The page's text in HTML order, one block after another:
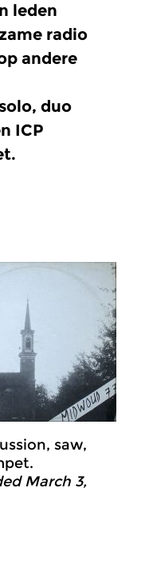
leden
radio
andere
duo
ICP
saw,
March 3,